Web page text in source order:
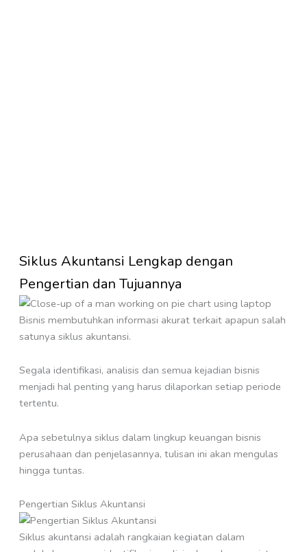
Siklus Akuntansi Lengkap dengan
Pengertian dan Tujuannya
Bisnis membutuhkan informasi akurat terkait apapun salah
satunya siklus akuntansi.
Segala identifikasi, analisis dan semua kejadian bisnis
menjadi hal penting yang harus dilaporkan setiap periode
tertentu.
Apa sebetulnya siklus dalam lingkup keuangan bisnis
perusahaan dan penjelasannya, tulisan ini akan mengulas
hingga tuntas.
Pengertian Siklus Akuntansi
Siklus akuntansi adalah rangkaian kegiatan dalam